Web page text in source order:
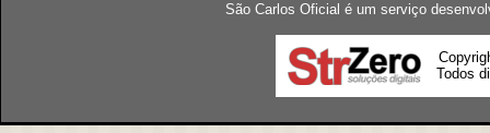
São Carlos Oficial é um serviço
Todos